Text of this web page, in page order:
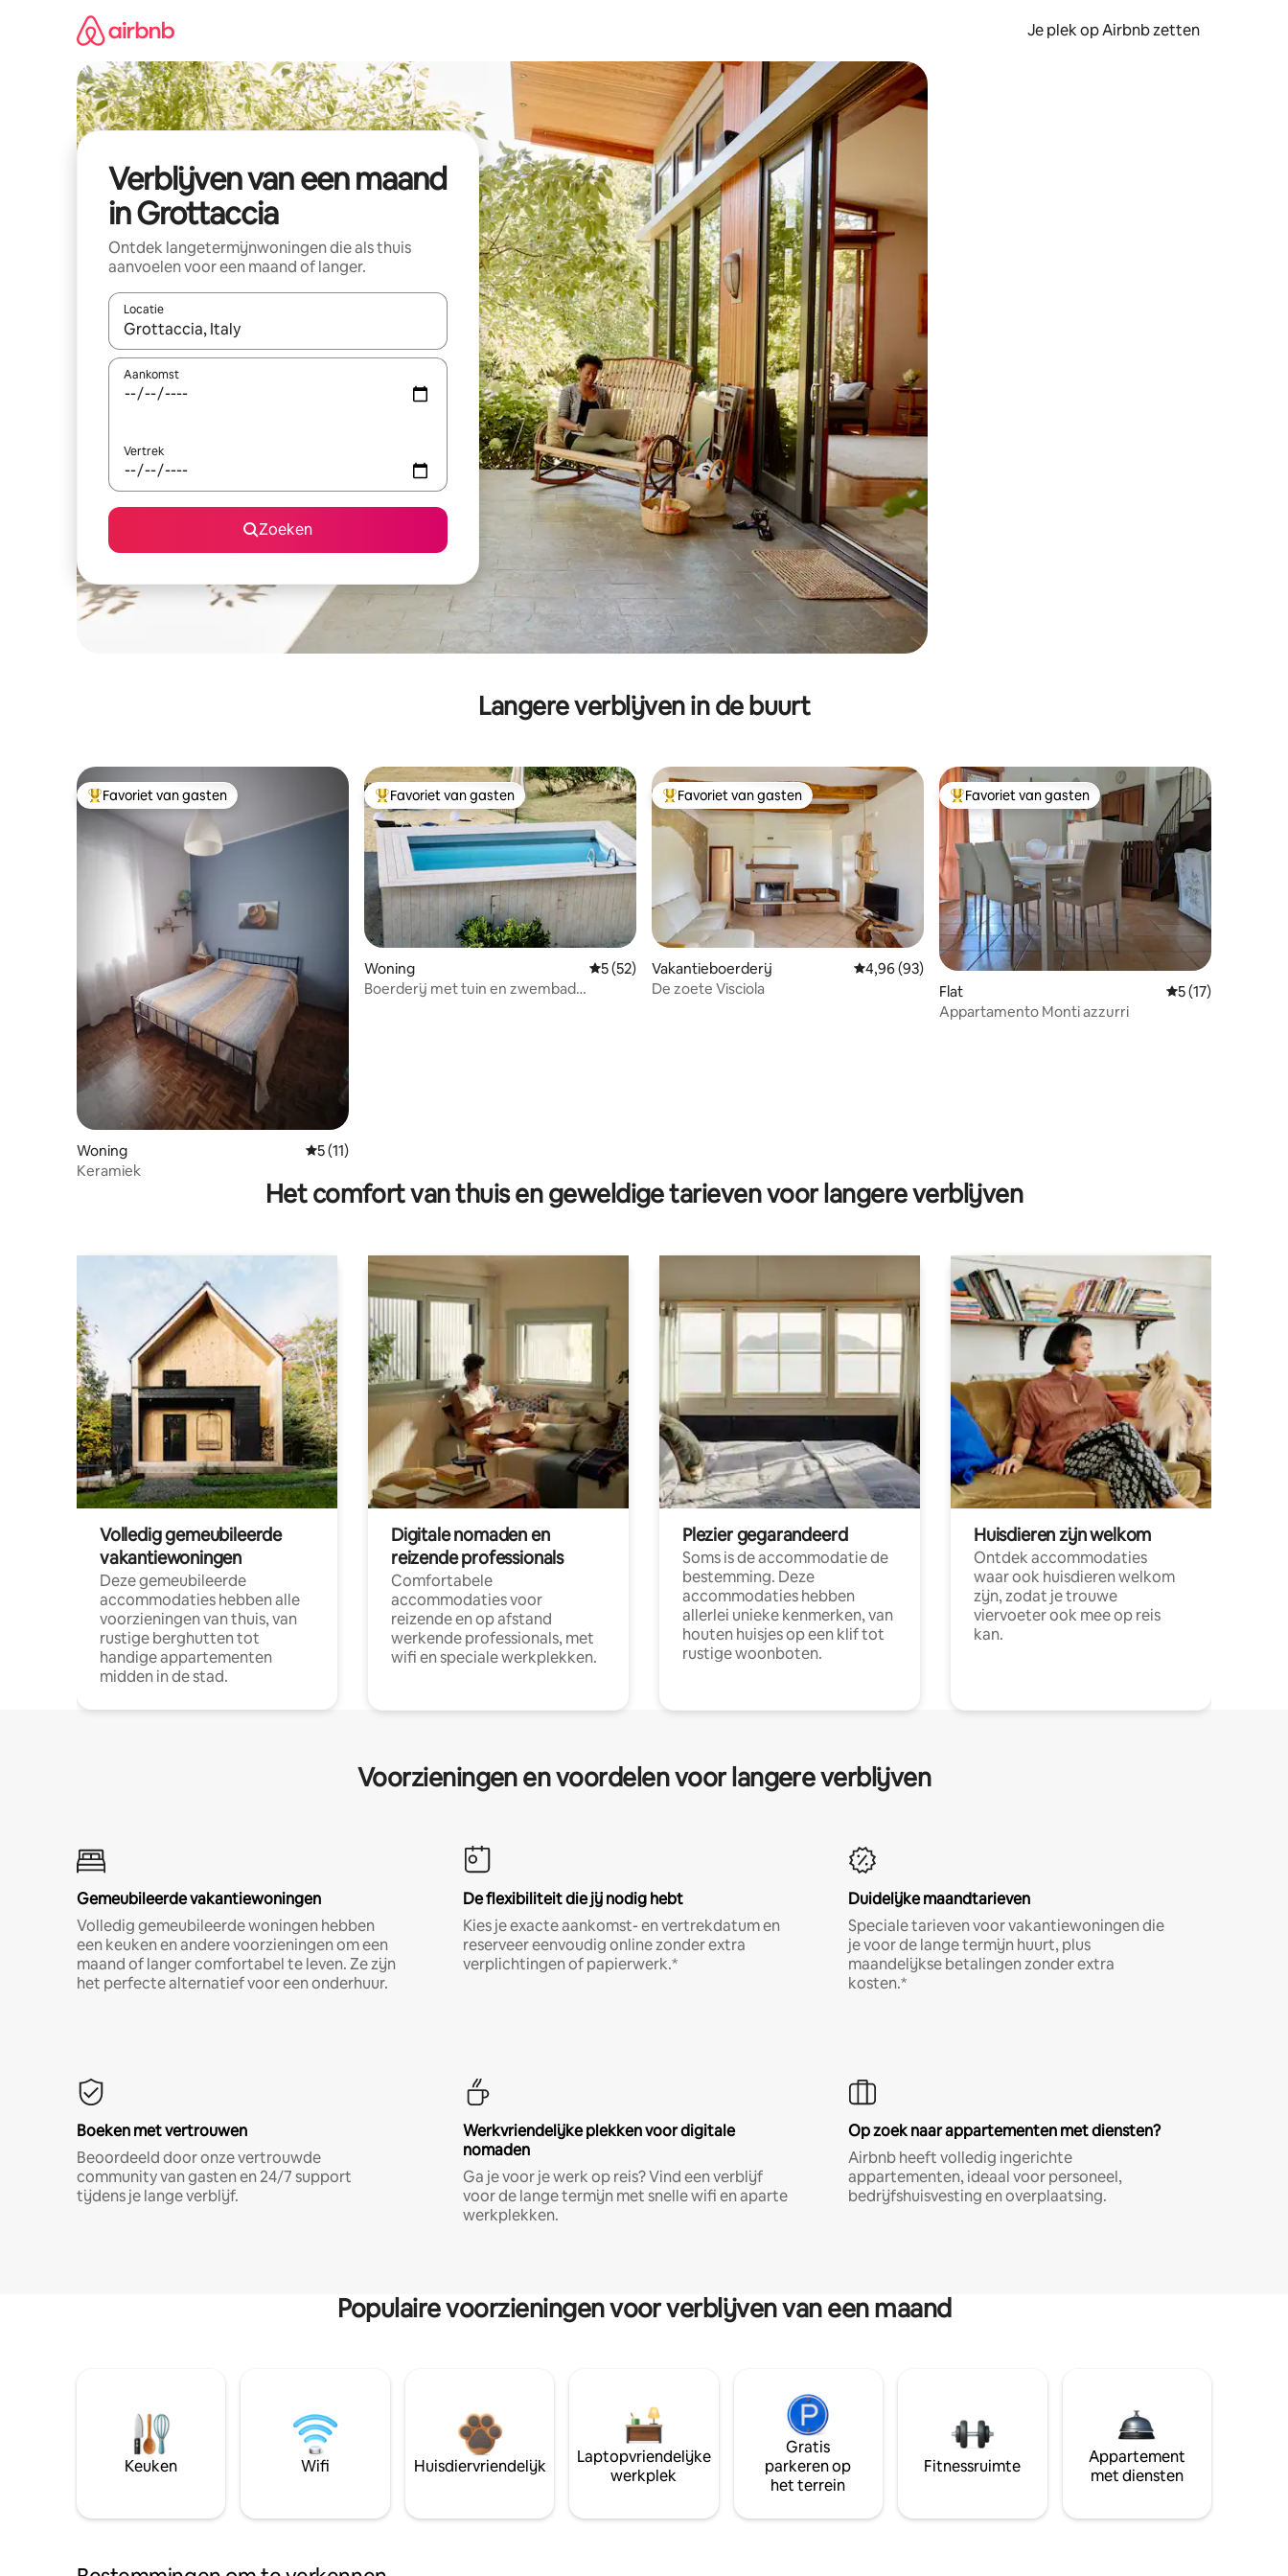
Je plek op Airbnb zetten
Verblijven van een maand
in Grottaccia
Ontdek langetermijnwoningen die als thuis
aanvoelen voor een maand of langer.
Locatie
Wanneer er resultaten beschikbaar zijn, maak je een keuze met je de pijltjestoetsen omhoog en omlaag, óf door te tikken of swipen.
Aankomst
Vertrek
Zoeken
Langere verblijven in de buurt
Topfavoriet van gasten
Favoriet van gasten
Woning Gemiddelde beoordeling van 5 op 5, 11 recensies
5 (11)
Keramiek
Topfavoriet van gasten
Favoriet van gasten
Woning Gemiddelde beoordeling van 5 op 5, 52 recensies
5 (52)
Boerderij met tuin en zwembad
Topfavoriet van gasten
Favoriet van gasten
Vakantieboerderij Gemiddelde beoordeling van 4,96 op 5, 93 recensies
4,96 (93)
De zoete Visciola
Topfavoriet van gasten
Favoriet van gasten
Flat Gemiddelde
5 (17)
Appartamento Monti azzurri
Het comfort van thuis en geweldige tarieven voor langere verblijven
Volledig gemeubileerde
vakantiewoningen
Deze gemeubileerde
accommodaties hebben alle
voorzieningen van thuis, van
rustige berghutten tot
handige appartementen
midden in de stad.
Digitale nomaden en
reizende professionals
Comfortabele
accommodaties voor
reizende en op afstand
werkende professionals, met
wifi en speciale werkplekken.
Plezier gegarandeerd
Soms is de accommodatie de
bestemming. Deze
accommodaties hebben
allerlei unieke kenmerken, van
houten huisjes op een klif tot
rustige woonboten.
Huisdieren zijn welkom
Ontdek accommodaties
waar ook huisdieren welkom
zijn, zodat je trouwe
viervoeter ook mee op reis
kan.
Voorzieningen en voordelen voor langere verblijven
Gemeubileerde vakantiewoningen
Volledig gemeubileerde woningen hebben
een keuken en andere voorzieningen om een
maand of langer comfortabel te leven. Ze zijn
het perfecte alternatief voor een onderhuur.
De flexibiliteit die jij nodig hebt
Kies je exacte aankomst- en vertrekdatum en
reserveer eenvoudig online zonder extra
verplichtingen of papierwerk.*
Duidelijke maandtarieven
Speciale tarieven voor vakantiewoningen die
je voor de lange termijn huurt, plus
maandelijkse betalingen zonder extra
kosten.*
Boeken met vertrouwen
Beoordeeld door onze vertrouwde
community van gasten en 24/7 support
tijdens je lange verblijf.
Werkvriendelijke plekken voor digitale
nomaden
Ga je voor je werk op reis? Vind een verblijf
voor de lange termijn met snelle wifi en aparte
werkplekken.
Op zoek naar appartementen met diensten?
Airbnb heeft volledig ingerichte
appartementen, ideaal voor personeel,
bedrijfshuisvesting en overplaatsing.
Populaire voorzieningen voor verblijven van een maand
Keuken Wifi Huisdiervriendelijk
Laptopvriendelijke
werkplek
Gratis
parkeren op
het terrein
Fitnessruimte
Appartement
met diensten